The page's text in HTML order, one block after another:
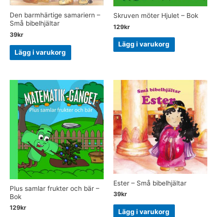
Den barmhärtige samariern –
Små bibelhjältar
39kr
Lägg i varukorg
Skruven möter Hjulet – Bok
129kr
Lägg i varukorg
Plus samlar frukter och bär –
Bok
129kr
Ester – Små bibelhjältar
39kr
Lägg i varukorg